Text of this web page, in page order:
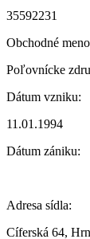
35592231
Obchodné
Poľovnícke
Dátum vzniku:
11.01.1994
Dátum zániku:
Adresa sídla:
Cíferská 64,